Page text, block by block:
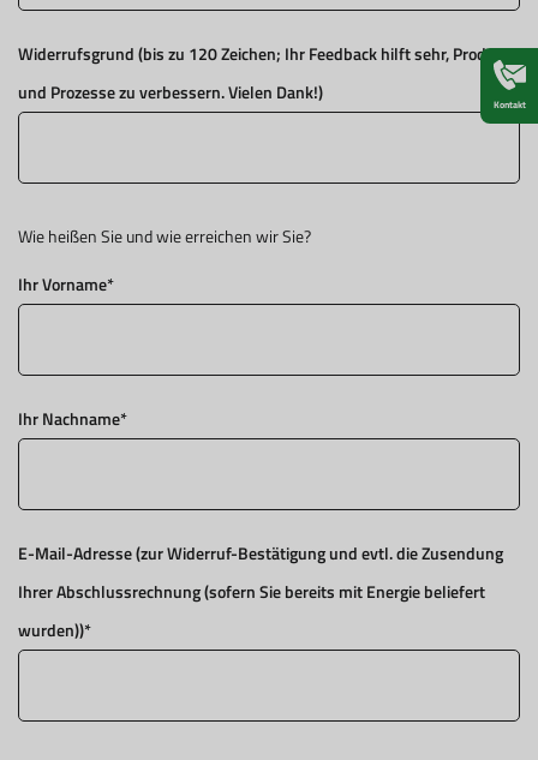
Widerrufsgrund (bis zu 120 Zeichen; Ihr Feedback hilft sehr, Produkte
und Prozesse zu verbessern. Vielen Dank!)
Wie heißen Sie und wie erreichen wir Sie?
Ihr Vorname*
Ihr Nachname*
E-Mail-Adresse (zur Widerruf-Bestätigung und evtl. die Zusendung
Ihrer Abschlussrechnung (sofern Sie bereits mit Energie beliefert
wurden))*
Kontakt